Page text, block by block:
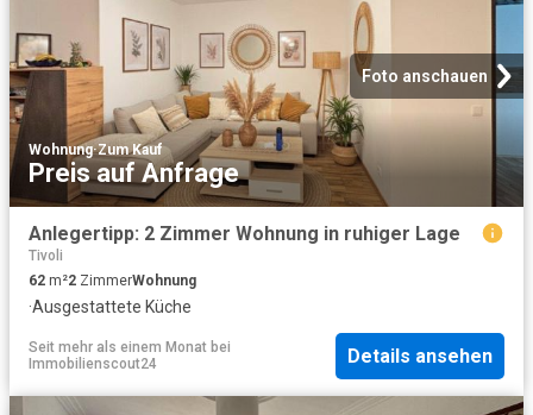
Foto anschauen
Wohnung·Zum Kauf
Preis auf Anfrage
Anlegertipp: 2 Zimmer Wohnung in ruhiger Lage
Tivoli
62 m²2 ZimmerWohnung
·Ausgestattete Küche
Seit mehr als einem Monat bei
Immobilienscout24
Details ansehen